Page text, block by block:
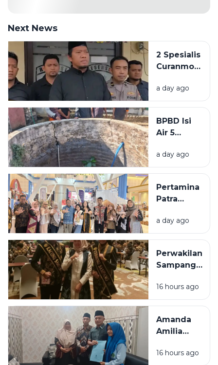
Next News
2 Spesialis
Curanmor
Bangkalan
Diringkus
Beraksi di
11 TKP
a day ago
BPBD Isi
Air 5
Warga
Sumenep
Kering
a day ago
Pertamina
Patra
Bawa 5
UMKM
Tampil di
Surabaya
2026
a day ago
Perwakilan
Sampang
Masuk 10
Besar pada
Raka Raki
Jatim 2026
16 hours ago
Amanda
Amilia
Medali
16 hours ago